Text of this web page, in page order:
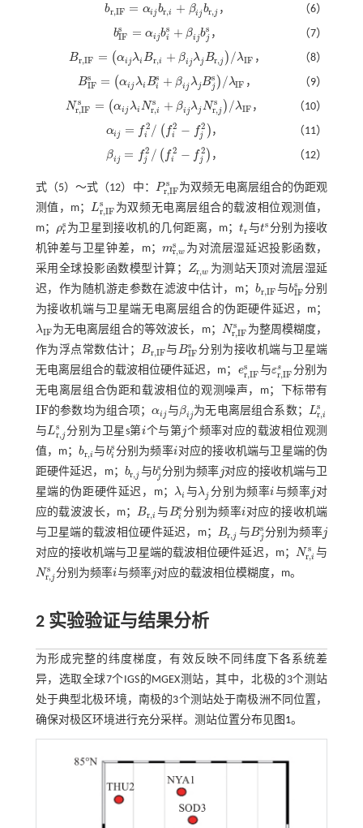
br,IF = αi jbr,i + βi jbr, j
br,IF =αi br,i+βij br, ， （6）
bs
IF = αi jbs
i + βi jbs
j
bIFs =α ijbis+β jbj s ， （7）
Br,IF = (αi jλi Br,i + βi jλjBr, j ) /λIF
Br,IF= αij iBr,i+βijλjBr j/λ IF ， （8）
Bs
IF = (αi jλi Bs
i + βi jλjBs
j ) /λIF
BIFs=αi λiBis+βijλjB js/ λIF ， （9）
N s
r,IF = (αi jλi N s
r,i + βi jλj N s
r,j ) /λIF
Nr,IFs =αi λiNr,is+βijλj Nr, s/λIF ， （10）
αi j = f2
i / ( f2
i − f2
j )
αij= f2 f2-f 2 ， （11）
βi j = f2
j / ( f2
i − f2
j )
βij= f2 f2-f 2 ， （12）
式（5）～式（12） 中： P s
r,IF
Pr,IFs为双频无电离层组合的伪距观
测值，m；Ls
r,IF
Lr,IFs 为双频无电离层组合的载波相位观测值，
m；
ρs
r
ρrs为卫星到接收机的几何距离，m；tr
tr与ts
ts分别为接收
机钟差与卫星钟差，m； ms
r,w
mr,w s为对流层湿延迟投影函数，
采用全球投影函数模型计算；
Zr,w
Zr,w 为测站天顶对流层湿延
迟，作为随机游走参数在滤波中估计，m； br,IF
br,IF与bs
IF
bIFs分别
为接收机端与卫星端无电离层组合的伪距硬件延迟，m；
λIF
λIF 为无电离层组合的等效波长，m； N s
r,IF
Nr,IFs 为整周模糊度，
作为浮点常数估计； Br,IF
Br,IF 与Bs
IF
BIFs分别为接收机端与卫星端
无电离层组合的载波相位硬件延迟，m； es
r,IF
er,IFs与εs
r,IF
εr,IFs分别为
无电离层组合伪距和载波相位的观测噪声，m；下标带有
IF
IF 的参数均为组合项；αi j
αij 与βi j
βij 为无电离层组合系数； Ls
r,i
Lr,is
与Ls
r,j
Lr,js分别为卫星s第i
i 个与第j
j 个频率对应的载波相位观测
值，m；br,i
br,i与bs
i
bis分别为频率i
i 对应的接收机端与卫星端的伪
距硬件延迟，m； br, j
br,j与bs
j
bjs分别为频率j
j 对应的接收机端与卫
星端的伪距硬件延迟，m； λi
λi 与λj
λj 分别为频率i
i 与频率j
j 对
应的载波波长，m；Br,i
Br,i 与Bs
i
Bis分别为频率i
i 对应的接收机端
与卫星端的载波相位硬件延迟，m； Br, j
Br,j 与Bs
j
Bjs分别为频率j
j
对应的接收机端与卫星端的载波相位硬件延迟，m； N s
r,i
Nr,is 与
N s
r,j
Nr,js分别为频率i
i与频率j
j 对应的载波相位模糊度，m。
2 实验验证与结果分析
为形成完整的纬度梯度，有效反映不同纬度下各系统差
异，选取全球7个IGS的MGEX测站，其中，北极的3个测站
处于典型北极环境，南极的3个测站处于南极洲不同位置，
确保对极区环境进行充分采样。测站位置分布见图1。